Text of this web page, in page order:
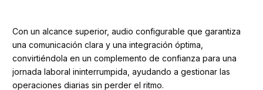
Con un alcance superior, audio configurable que garantiza
una comunicación clara y una integración óptima,
convirtiéndola en un complemento de confianza para una
jornada laboral ininterrumpida, ayudando a gestionar las
operaciones diarias sin perder el ritmo.